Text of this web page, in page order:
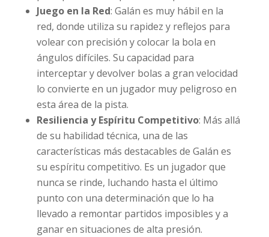
Juego en la Red: Galán es muy hábil en la
red, donde utiliza su rapidez y reflejos para
volear con precisión y colocar la bola en
ángulos difíciles. Su capacidad para
interceptar y devolver bolas a gran velocidad
lo convierte en un jugador muy peligroso en
esta área de la pista.
Resiliencia y Espíritu Competitivo: Más allá
de su habilidad técnica, una de las
características más destacables de Galán es
su espíritu competitivo. Es un jugador que
nunca se rinde, luchando hasta el último
punto con una determinación que lo ha
llevado a remontar partidos imposibles y a
ganar en situaciones de alta presión.